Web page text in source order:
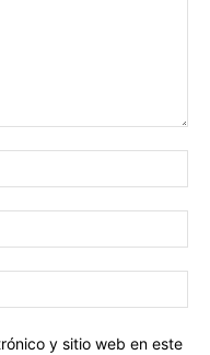
y sitio web en este